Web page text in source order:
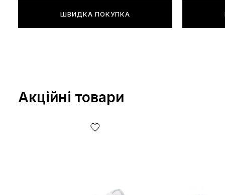
ШВИДКА ПОКУПКА
Акційні товари